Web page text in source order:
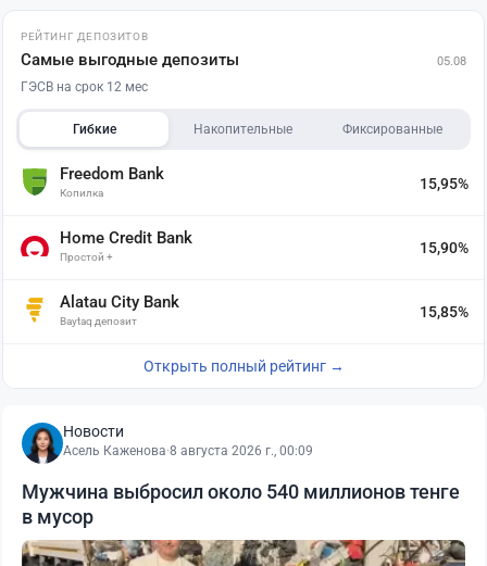
РЕЙТИНГ ДЕПОЗИТОВ
Самые выгодные депозиты 05.08
ГЭСВ на срок 12 мес
Гибкие Накопительные Фиксированные
Freedom Bank
Копилка
15,95%
Home Credit Bank
Простой +
15,90%
Alatau City Bank
Baytaq депозит
15,85%
Открыть полный рейтинг →
Новости
Асель Каженова·8 августа 2026 г., 00:09
Мужчина выбросил около 540 миллионов тенге
в мусор